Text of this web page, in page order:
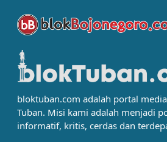
bloktuban.com adalah portal
Tuban. Misi kami adalah menjadi
informatif, kritis, cerdas dan